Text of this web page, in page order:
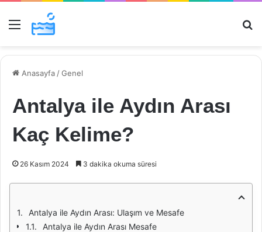
Menü
Anasayfa /Genel
Antalya ile Aydın Arası
Kaç Kelime?
26 Kasım 2024 3 dakika okuma süresi
Antalya ile Aydın Arası: Ulaşım ve Mesafe
Antalya ile Aydın Arası Mesafe